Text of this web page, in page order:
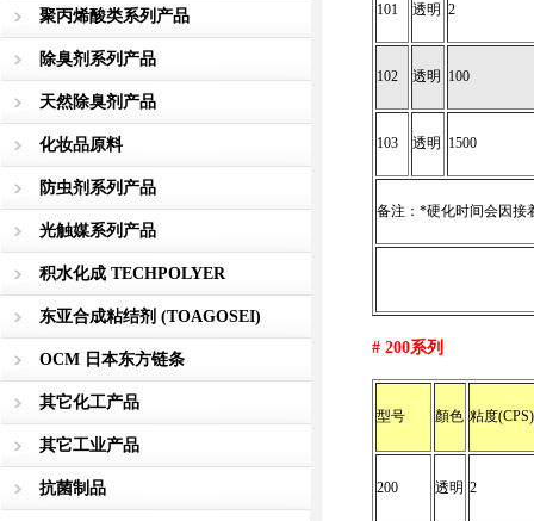
聚丙烯酸类系列产品
除臭剂系列产品
天然除臭剂产品
化妆品原料
防虫剂系列产品
光触媒系列产品
积水化成 TECHPOLYER
东亚合成粘结剂 (TOAGOSEI)
OCM 日本东方链条
其它化工产品
其它工业产品
抗菌制品
101 透明 2
102 透明 100
103 透明 1500
备注：*硬化时间会因接
# 200系列
型号 顏色 粘度
200 透明 2